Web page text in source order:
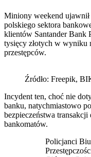
Miniony weekend
polskiego sektora
klientów Santander Bank
tysięcy złotych w wyniku
przestępców.
Źródło: Freepik,
Incydent ten, choć nie
banku, natychmiastowo
bezpieczeństwa
bankomatów.
Policjanci